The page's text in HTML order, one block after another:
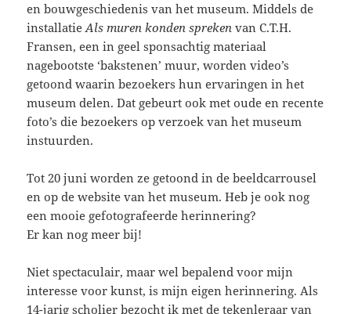
en bouwgeschiedenis van het museum. Middels de
installatieAls muren konden spreken van C.T.H.
Fransen, een in geel sponsachtig materiaal
nagebootste ‘bakstenen’ muur, worden video’s
getoond waarin bezoekers hun ervaringen in het
museum delen. Dat gebeurt ook met oude en recente
foto’s die bezoekers op verzoek van het museum
instuurden.
Tot 20 juni worden ze getoond in de beeldcarrousel
en op de website van het museum. Heb je ook nog
een mooie gefotografeerde herinnering?
Er kan nog meer bij!
Niet spectaculair, maar wel bepalend voor mijn
interesse voor kunst, is mijn eigen herinnering. Als
14-jarig scholier bezocht ik met de tekenleraar van